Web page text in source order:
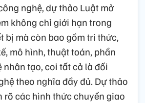
nghệ, dự thảo Luật mở
không chỉ giới hạn trong
bị mà còn bao gồm tri thức,
mô hình, thuật toán, phần
nhân tạo, coi tất cả là đối
theo nghĩa đầy đủ. Dự thảo
rõ các hình thức chuyển giao